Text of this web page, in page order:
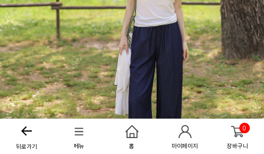
뒤로가기 메뉴 홈 마이페이지
0
장바구니